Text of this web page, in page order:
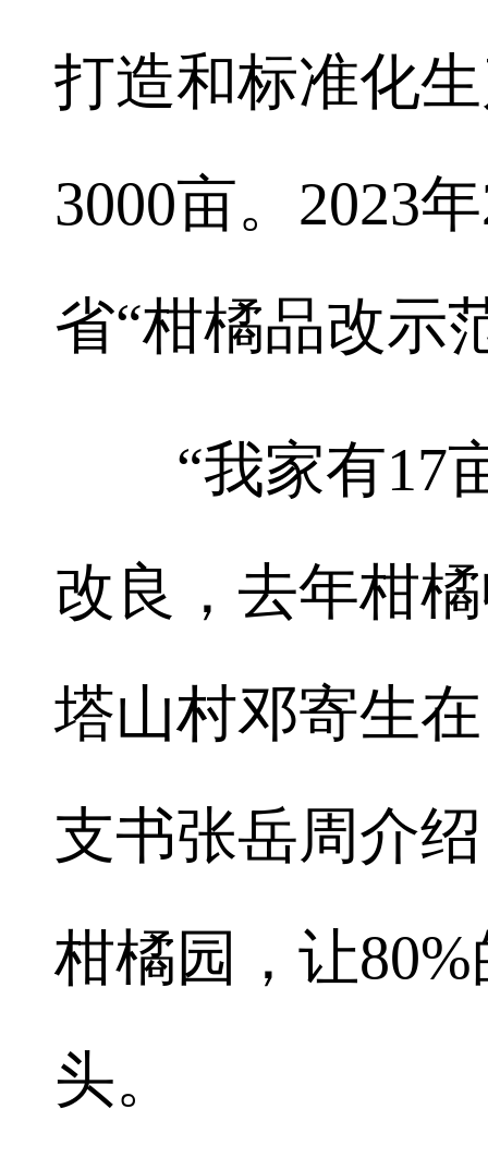
打造和标准化
3000亩。2023
省“柑橘品改示
“我家有17亩
改良，去年柑
塔山村邓寄生
支书张岳周介
柑橘园，让
头。